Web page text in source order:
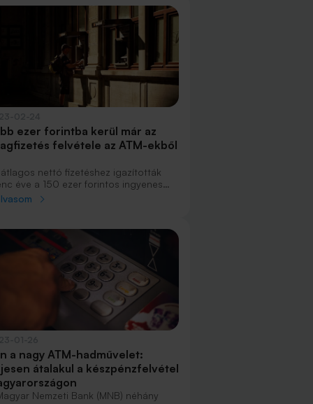
ezer forintba kerül már az
felvétele az ATM-ekből
nettó fizetéshez igazították
éve a 150 ezer forintos ingyenes
limitet. Ez azóta sem
ezer forintért lehet felvenni.
a nagy ATM-hadművelet:
átalakul a készpénzfelvétel
Nemzeti Bank (MNB) néhány